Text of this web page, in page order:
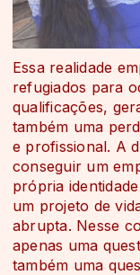
Essa realidade
refugiados para
qualificações,
também uma
e profissional. A
conseguir um
própria
um projeto de
abrupta. Nesse
apenas uma
também uma